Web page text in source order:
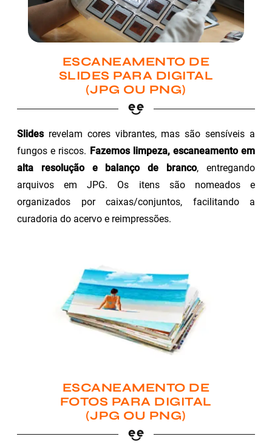
ESCANEAMENTO DE
SLIDES PARA DIGITAL
(JPG OU PNG)
Slidesrevelam cores vibrantes, mas são sensíveis a
fungos e riscos. Fazemos limpeza, escaneamento em
alta resolução e balanço de branco, entregando
arquivos em JPG. Os itens são nomeados e
organizados por caixas/conjuntos, facilitando a
curadoria do acervo e reimpressões.
ESCANEAMENTO DE
FOTOS PARA DIGITAL
(JPG OU PNG)